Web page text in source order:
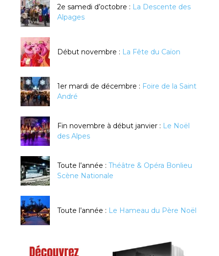
2e samedi d’octobre : La Descente des
Alpages
Début novembre : La Fête du Caïon
1er mardi de décembre : Foire de la Saint
André
Fin novembre à début janvier : Le Noël
des Alpes
Toute l’année : Théâtre & Opéra Bonlieu
Scène Nationale
Toute l’année : Le Hameau du Père Noël